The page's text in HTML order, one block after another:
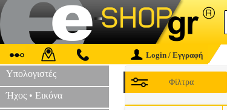
Login / Εγγραφή
Υπολογιστές
Ήχος • Εικόνα
Φίλτρα